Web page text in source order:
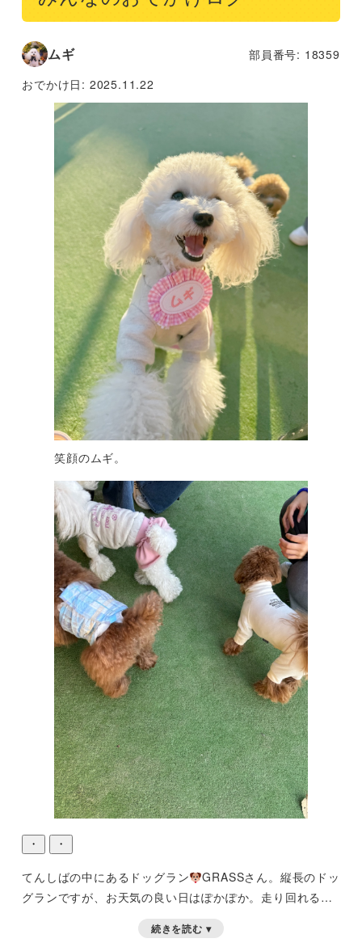
ムギ
部員番号: 18359
おでかけ日: 2025.11.22
笑顔のムギ。
・ ・
てんしばの中にあるドッグラン
GRASSさん。縦長のドッ
グランですが、お天気の良い日はぽかぽか。走り回れる広
す用のジョーロがありますが、マナーパンツや、おしっこ
続きを読む ▾